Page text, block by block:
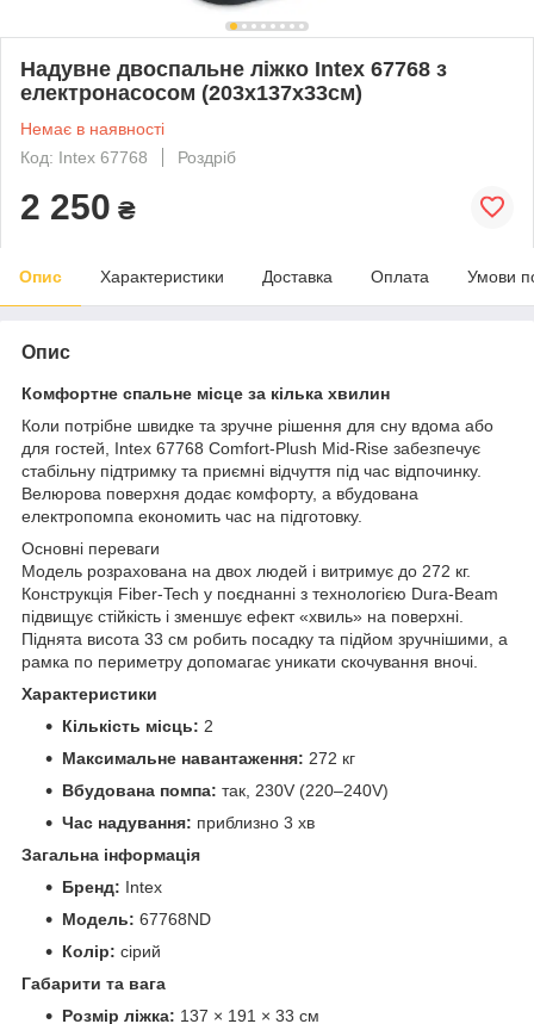
Надувне двоспальне ліжко Intex 67768 з
електронасосом (203х137х33см)
Немає в наявності
Код: Intex 67768
Роздріб
2 250 ₴
Опис Характеристики Доставка Оплата Умови
Опис
Комфортне спальне місце за кілька хвилин
Коли потрібне швидке та зручне рішення для сну вдома або
для гостей, Intex 67768 Comfort-Plush Mid-Rise забезпечує
стабільну підтримку та приємні відчуття під час відпочинку.
Велюрова поверхня додає комфорту, а вбудована
електропомпа економить час на підготовку.
Основні переваги
Модель розрахована на двох людей і витримує до 272 кг.
Конструкція Fiber-Tech у поєднанні з технологією Dura-Beam
підвищує стійкість і зменшує ефект «хвиль» на поверхні.
Піднята висота 33 см робить посадку та підйом зручнішими, а
рамка по периметру допомагає уникати скочування вночі.
Характеристики
Кількість місць: 2
Максимальне навантаження: 272 кг
Вбудована помпа: так, 230V (220–240V)
Час надування: приблизно 3 хв
Загальна інформація
Бренд: Intex
Модель: 67768ND
Колір: сірий
Габарити та вага
Розмір ліжка: 137 × 191 × 33 см